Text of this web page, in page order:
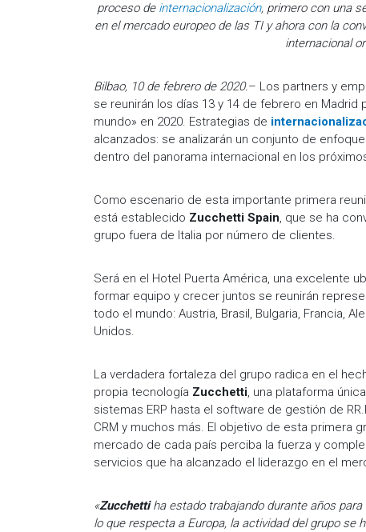
proceso de internacionalización, primero con una
en el mercado europeo de las TI y ahora con la
internacional
Bilbao, 10 de febrero de 2020.– Los partners y
se reunirán los días 13 y 14 de febrero en Madrid
mundo» en 2020. Estrategias de
alcanzados: se analizarán un conjunto de
dentro del panorama internacional en los
Como escenario de esta importante primera
está establecido Zucchetti Spain, que se ha
grupo fuera de Italia por número de clientes.
Será en el Hotel Puerta América, una excelente
formar equipo y crecer juntos se reunirán
todo el mundo: Austria, Brasil, Bulgaria, Francia,
Unidos.
La verdadera fortaleza del grupo radica en el
propia tecnología Zucchetti, una plataforma
sistemas ERP hasta el software de gestión de
CRM y muchos más. El objetivo de esta primera
mercado de cada país perciba la fuerza y
servicios que ha alcanzado el liderazgo en el
«Zucchettiha estado trabajando durante años
lo que respecta a Europa, la actividad del grupo se